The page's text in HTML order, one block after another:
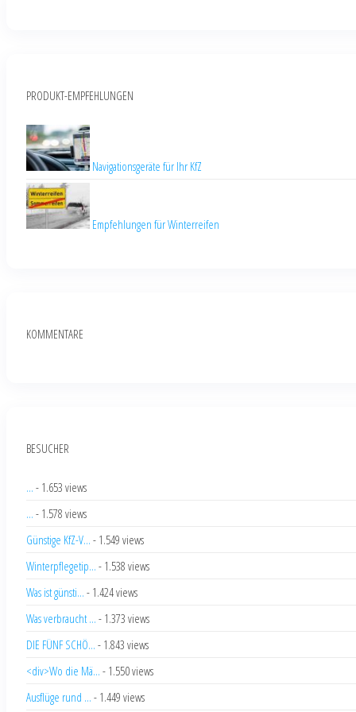
PRODUKT-EMPFEHLUNGEN
Navigationsgeräte für Ihr KfZ
Empfehlungen für Winterreifen
KOMMENTARE
BESUCHER
... - 1.653 views
... - 1.578 views
Günstige KfZ-V... - 1.549 views
Winterpflegetip... - 1.538 views
Was ist günsti... - 1.424 views
Was verbraucht ... - 1.373 views
DIE FÜNF SCHÖ... - 1.843 views
<div>Wo die Mä... - 1.550 views
Ausflüge rund ... - 1.449 views